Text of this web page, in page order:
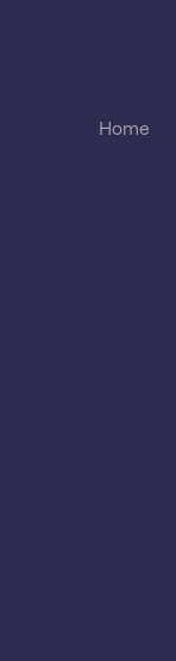
Home